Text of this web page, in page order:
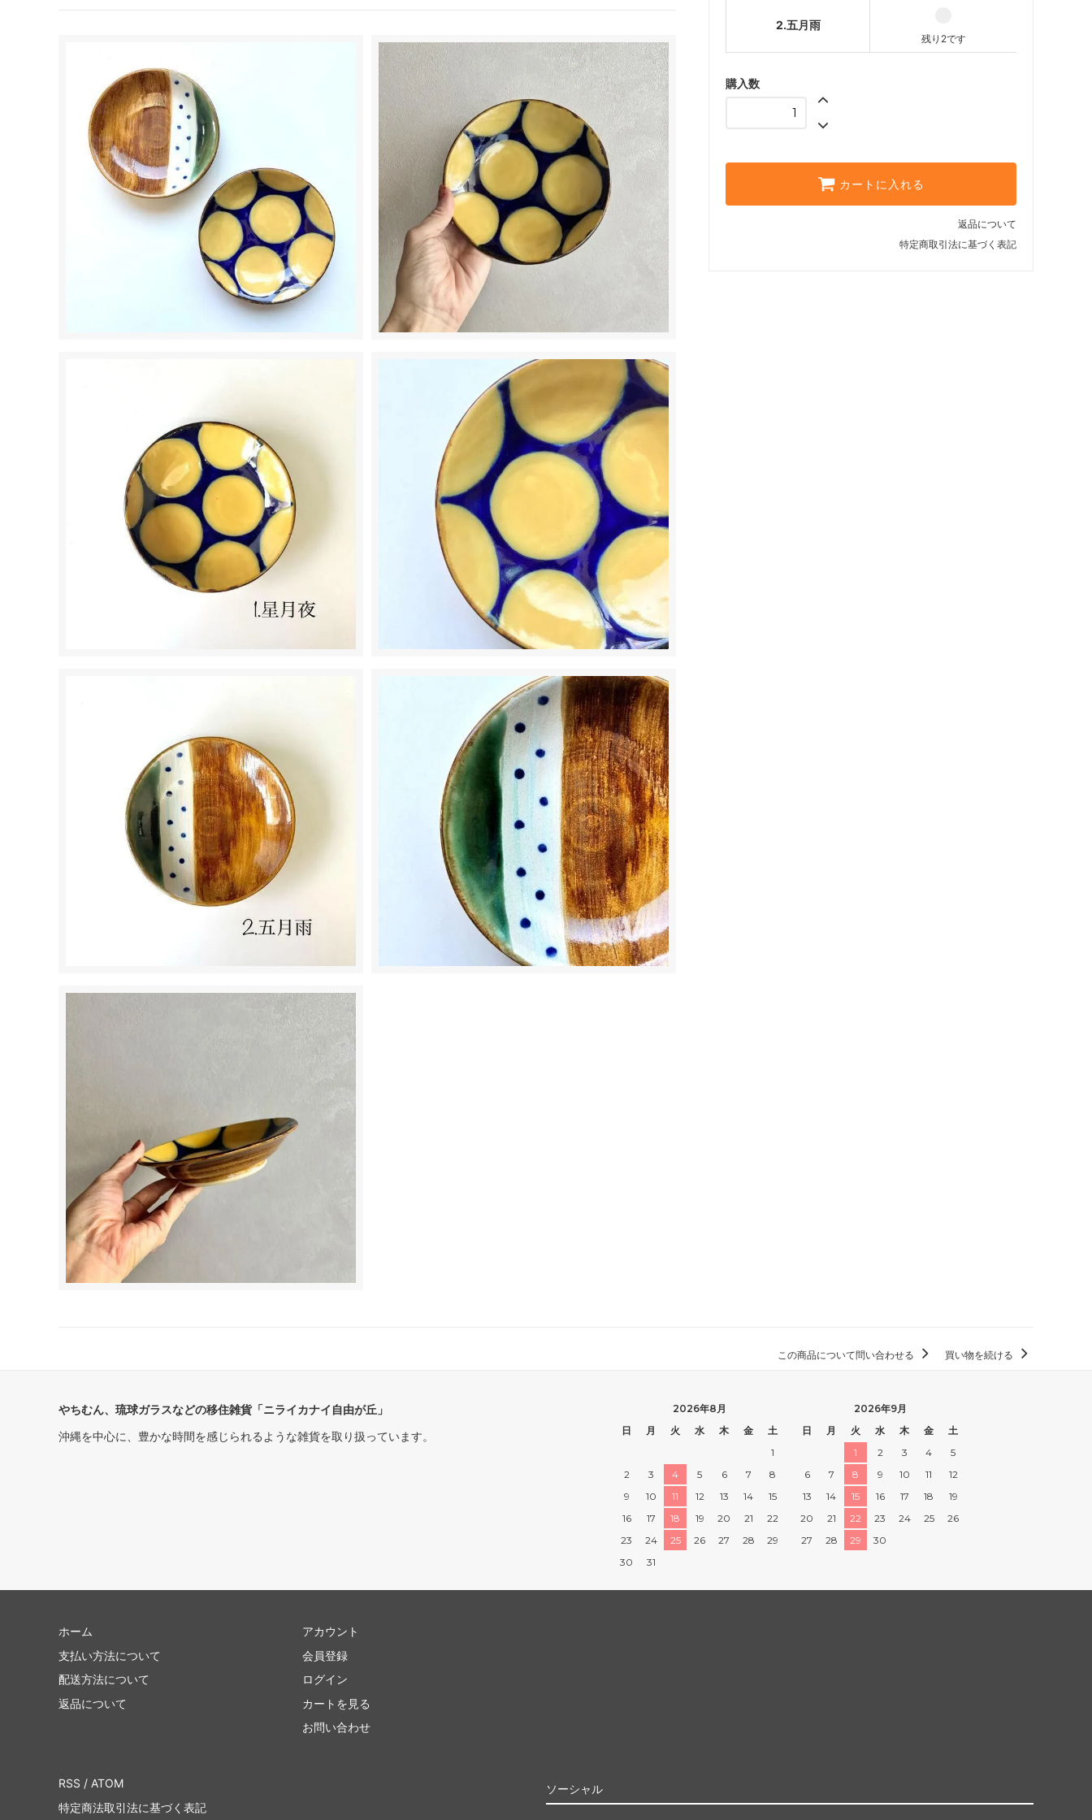
2.五月雨
残り2です
購入数
カートに入れる
返品について
特定商取引法に基づく表記
この商品について問い合わせる 買い物を続ける
やちむん、琉球ガラスなどの移住雑貨「ニライカナイ自由が丘」
沖縄を中心に、豊かな時間を感じられるような雑貨を取り扱っています。
2026年8月
日
月 火 水 木 金
土
1
2
3 4 5 6 7
8
9
10 11 12 13 14
15
16
17 18 19 20 21
22
23
24 25 26 27 28
29
30
31
2026年9月
日
月 火 水 木 金
土
1
2 3 4
5
6
7 8 9 10 11
12
13
14 15 16 17 18
19
20
21 22 23 24 25
26
27
28 29 30
ホーム
支払い方法について
配送方法について
返品について
アカウント
会員登録
ログイン
カートを見る
お問い合わせ
ソーシャル
RSS / ATOM
特定商法取引法に基づく表記